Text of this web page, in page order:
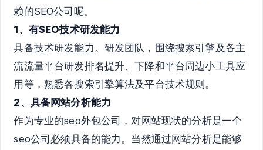
赖的SEO公司呢。
1、有SEO技术研发能力
具备技术研发能力。研发团队，围绕搜索引擎及各主
流流量平台研发排名提升、下降和平台周边小工具应
用等，熟悉各搜索引擎算法及平台技术规则。
2、具备网站分析能力
作为专业的seo外包公司，对网站现状的分析是一个
seo公司必须具备的能力。当然通过网站分析是能够